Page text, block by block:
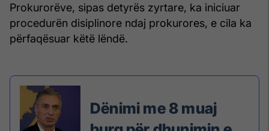
Prokurorëve, sipas detyrës zyrtare, ka iniciuar
procedurën disiplinore ndaj prokurores, e cila ka
përfaqësuar këtë lëndë.
Dënimi me 8 muaj